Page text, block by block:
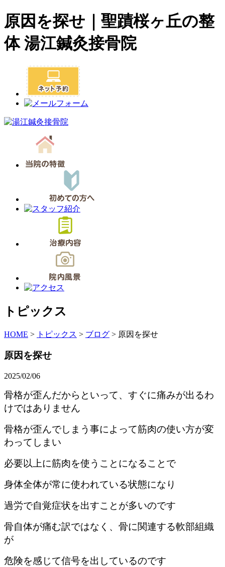
原因を探せ｜聖蹟桜ヶ丘の整
体 湯江鍼灸接骨院
トピックス
HOME > トピックス > ブログ > 原因を探せ
原因を探せ
2025/02/06
骨格が歪んだからといって、すぐに痛みが出るわ
けではありません
骨格が歪んでしまう事によって筋肉の使い方が変
わってしまい
必要以上に筋肉を使うことになることで
身体全体が常に使われている状態になり
過労で自覚症状を出すことが多いのです
骨自体が痛む訳ではなく、骨に関連する軟部組織
が
危険を感じて信号を出しているのです